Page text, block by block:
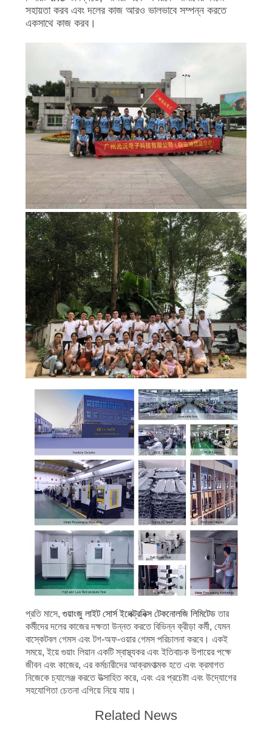
সহায়তা করব এবং দলের কাজ আরও ভালভাবে সম্পন্ন করতে
একসাথে কাজ করব।
প্রতি মাসে, গুয়াংজু লাইট সোর্স ইলেক্ট্রনিক্স টেকনোলজি লিমিটেডতার
কর্মীদের দলের কাজের দক্ষতা উন্নত করতে বিভিন্ন ক্রীড়া কর্মী, যেমন
বাস্কেটবল গেমস এবং টগ-অফ-ওয়ার গেমস পরিচালনা করবে। একই
সময়ে, ইয়ে গুয়াং লিয়ান একটি স্বাস্থ্যকর এবং ইতিবাচক উপায়ের পক্ষে
জীবন এবং কাজের, এর কর্মচারীদের আক্রমণাত্মক হতে এবং ক্রমাগত
নিজেকে চ্যালেঞ্জ করতে উত্সাহিত করে, এবং এর প্রচেষ্টা এবং উদ্যোগের
সহযোগিতা চেতনা এগিয়ে নিয়ে যায়।
Related News